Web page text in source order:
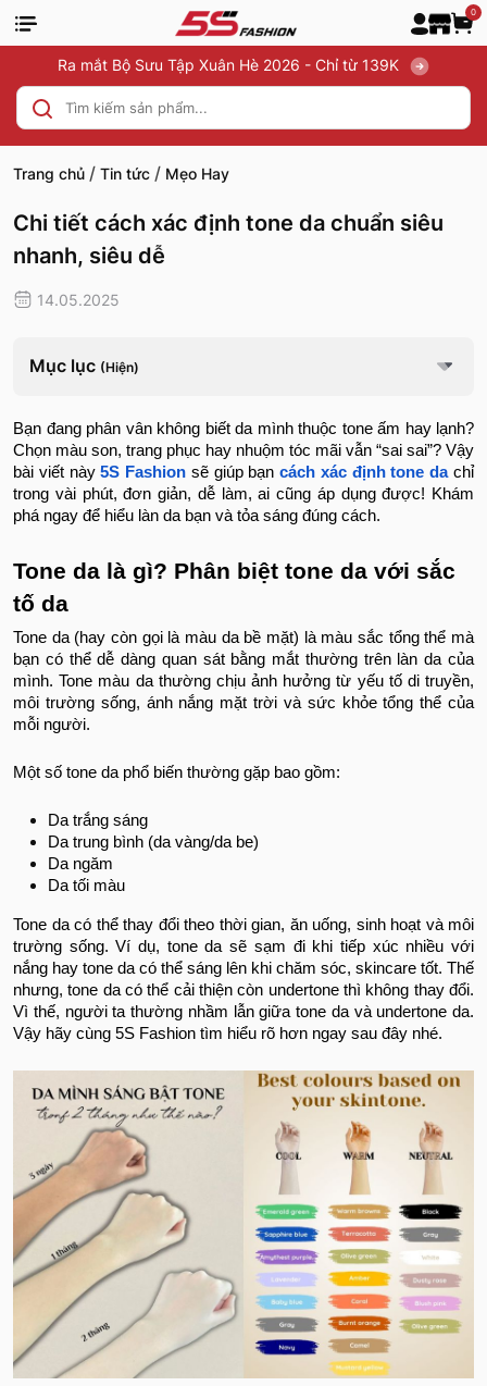
0
Ra mắt Bộ Sưu Tập Xuân Hè 2026 - Chỉ từ 139K
Trang chủ / Tin tức / Mẹo Hay
Chi tiết cách xác định tone da chuẩn siêu
nhanh, siêu dễ
14.05.2025
Mục lục (Hiện)
Bạn đang phân vân không biết da mình thuộc tone ấm hay lạnh?
Chọn màu son, trang phục hay nhuộm tóc mãi vẫn “sai sai”? Vậy
bài viết này5S Fashion sẽ giúp bạncách xác định tone dachỉ
trong vài phút, đơn giản, dễ làm, ai cũng áp dụng được! Khám
phá ngay để hiểu làn da bạn và tỏa sáng đúng cách.
Tone da là gì? Phân biệt tone da với sắc
tố da
Tone da (hay còn gọi là màu da bề mặt) là màu sắc tổng thể mà
bạn có thể dễ dàng quan sát bằng mắt thường trên làn da của
mình. Tone màu da thường chịu ảnh hưởng từ yếu tố di truyền,
môi trường sống, ánh nắng mặt trời và sức khỏe tổng thể của
mỗi người.
Một số tone da phổ biến thường gặp bao gồm:
Da trắng sáng
Da trung bình (da vàng/da be)
Da ngăm
Da tối màu
Tone da có thể thay đổi theo thời gian, ăn uống, sinh hoạt và môi
trường sống. Ví dụ, tone da sẽ sạm đi khi tiếp xúc nhiều với
nắng hay tone da có thể sáng lên khi chăm sóc, skincare tốt. Thế
nhưng, tone da có thể cải thiện còn undertone thì không thay đổi.
Vì thế, người ta thường nhầm lẫn giữa tone da và undertone da.
Vậy hãy cùng 5S Fashion tìm hiểu rõ hơn ngay sau đây nhé.